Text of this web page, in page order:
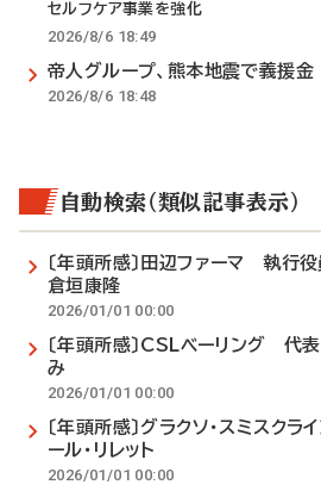
セルフケア事業を強化
2026/8/6 18:49
帝人グループ、熊本地震で義援金
2026/8/6 18:48
自動検索（類似記事表示）
〔年頭所感〕田辺ファーマ 執行
倉垣康隆
2026/01/01 00:00
〔年頭所感〕CSLベーリング 代
み
2026/01/01 00:00
〔年頭所感〕グラクソ・スミスク
ール・リレット
2026/01/01 00:00